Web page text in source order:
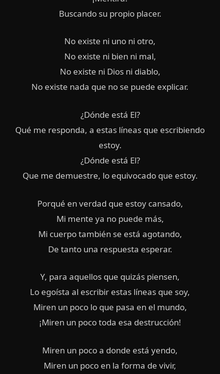
Buscando su propio placer.
No existe ni uno ni otro,
No existe ni bien ni mal,
No existe ni Dios ni diablo,
No existe nada que no se puede explicar.
¿Dónde está El?
Qué me responda, a estas líneas que escribiendo
estoy.
¿Dónde está El?
Que me demuestre, lo equivocado que estoy.
Porqué en verdad que estoy cansado,
Mi mente ya no puede más,
Mi cuerpo también se está agotando,
De tanto una respuesta esperar.
Y, para aquellos que quizás piensen,
Lo egoísta al escribir estas líneas que soy,
Miren un poco lo que pasa en el mundo,
¡Miren un poco toda esa destrucción!
Miren un poco a donde está yendo,
Miren un poco en la forma de vivir,